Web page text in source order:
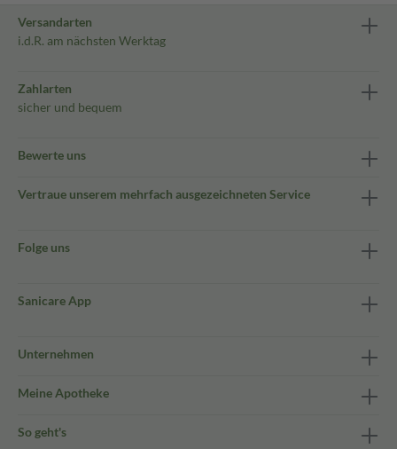
Versandarten
i.d.R. am nächsten Werktag
Zahlarten
sicher und bequem
Bewerte uns
Vertraue unserem mehrfach ausgezeichneten Service
Folge uns
Sanicare App
Unternehmen
Meine Apotheke
So geht's